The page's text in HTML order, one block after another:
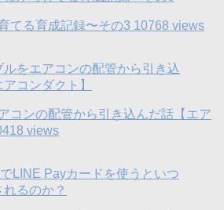
てる育成記録〜その3 10768 views
コンの配管から引き込んだ話【エア
views